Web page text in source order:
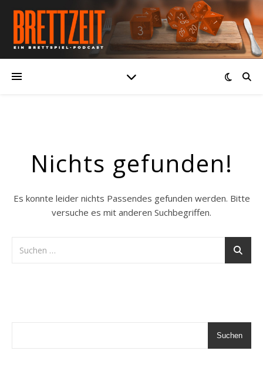
Nichts gefunden!
Es konnte leider nichts Passendes gefunden werden. Bitte
versuche es mit anderen Suchbegriffen.
Suchen